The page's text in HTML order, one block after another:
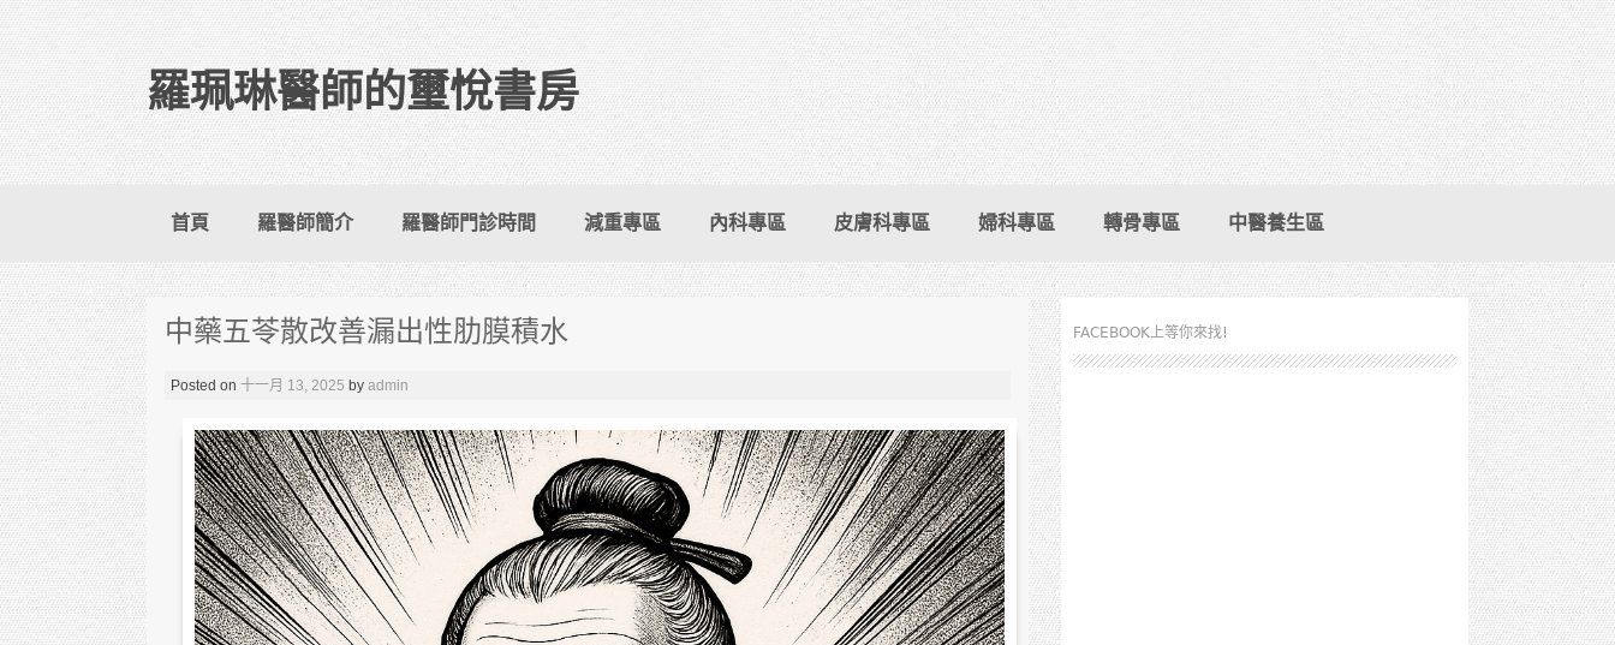
羅珮琳醫師的璽悅書房
Skip to content
首頁 羅醫師簡介 羅醫師門診時間 減重專區 內科專區 皮膚科專區 婦科專區 轉骨專區 中醫養生區
中藥五苓散改善漏出性肋膜積水
Posted on 十一月 13, 2025 by admin
FACEBOOK上等你來找!